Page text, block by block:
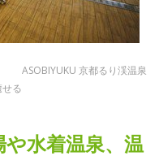
ASOBIYUKU 京都るり渓温泉
る
水着温泉、温